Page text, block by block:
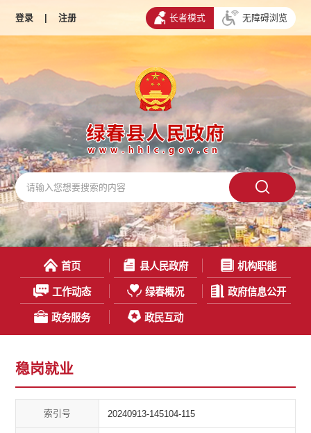
登录 | 注册 长者模式 无障碍浏览
首页 县人民政府 机构职能
工作动态 绿春概况 政府信息公开
政务服务 政民互动
稳岗就业
索引号 20240913-145104-115